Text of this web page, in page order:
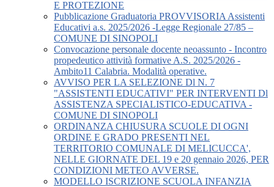
E PROTEZIONE
Pubblicazione Graduatoria PROVVISORIA Assistenti
Educativi a.s. 2025/2026 -Legge Regionale 27/85 –
COMUNE DI SINOPOLI
Convocazione personale docente neoassunto - Incontro
propedeutico attività formative A.S. 2025/2026 -
Ambito11 Calabria. Modalità operative.
AVVISO PER LA SELEZIONE Dl N. 7
"ASSISTENTI EDUCATIVI" PER INTERVENTI Dl
ASSISTENZA SPECIALISTICO-EDUCATIVA -
COMUNE DI SINOPOLI
ORDINANZA CHIUSURA SCUOLE DI OGNI
ORDINE E GRADO PRESENTI NEL
TERRITORIO COMUNALE DI MELICUCCA',
NELLE GIORNATE DEL 19 e 20 gennaio 2026, PER
CONDIZIONI METEO AVVERSE.
MODELLO ISCRIZIONE SCUOLA INFANZIA